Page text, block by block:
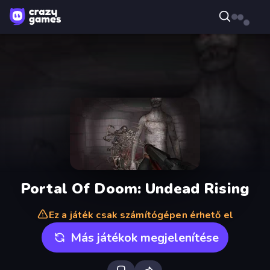
Portal Of Doom: Undead Rising
Ez a játék csak számítógépen érhető el
Más játékok megjelenítése